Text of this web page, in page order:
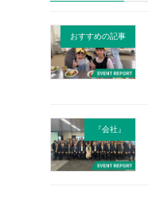
おすすめの記事
『会社』